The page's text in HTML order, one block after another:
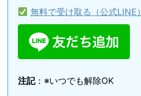
無料で受け取る（公式LINE）
注記：※いつでも解除OK